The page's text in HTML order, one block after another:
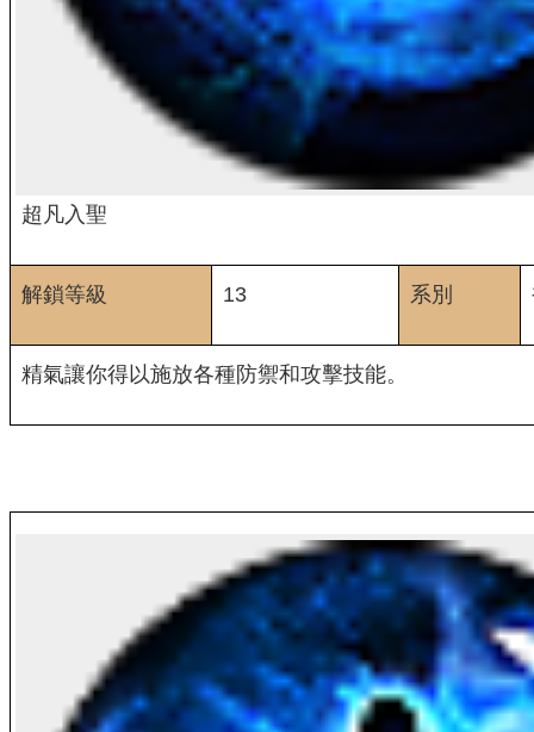
超凡入聖
解鎖等級 13 系別
精氣讓你得以施放各種防禦和攻擊技能。